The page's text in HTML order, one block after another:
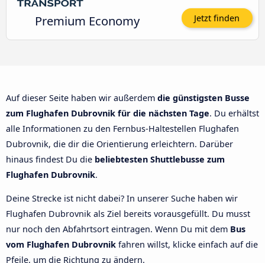
Premium Economy Jetzt finden
Auf dieser Seite haben wir außerdem die günstigsten Busse
zum Flughafen Dubrovnik für die nächsten Tage. Du erhältst
alle Informationen zu den Fernbus-Haltestellen Flughafen
Dubrovnik, die dir die Orientierung erleichtern. Darüber
hinaus findest Du die beliebtesten Shuttlebusse zum
Flughafen Dubrovnik.
Deine Strecke ist nicht dabei? In unserer Suche haben wir
Flughafen Dubrovnik als Ziel bereits vorausgefüllt. Du musst
nur noch den Abfahrtsort eintragen. Wenn Du mit dem Bus
vom Flughafen Dubrovnik fahren willst, klicke einfach auf die
Pfeile, um die Richtung zu ändern.